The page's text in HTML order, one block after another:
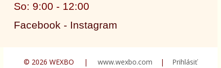
So: 9:00 - 12:00
Facebook - Instagram
© 2026 WEXBO | www.wexbo.com | Prihlásiť